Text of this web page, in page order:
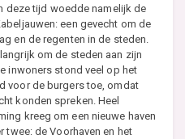
deze tijd woedde namelijk de
een gevecht om de
en de regenten in de steden.
om de steden aan zijn
inwoners stond veel op het
voor de burgers toe, omdat
konden spreken. Heel
kreeg om een nieuwe haven
twee: de Voorhaven en het